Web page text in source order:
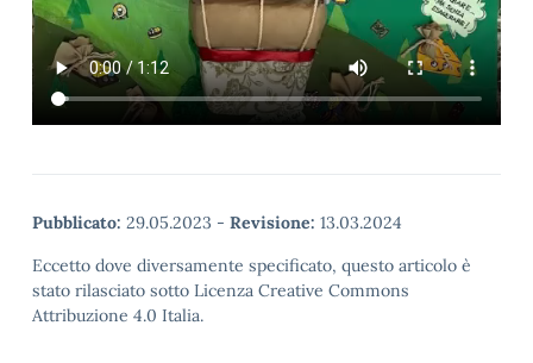
Pubblicato: 29.05.2023 - Revisione: 13.03.2024
Eccetto dove diversamente specificato, questo articolo è
stato rilasciato sotto Licenza Creative Commons
Attribuzione 4.0 Italia.